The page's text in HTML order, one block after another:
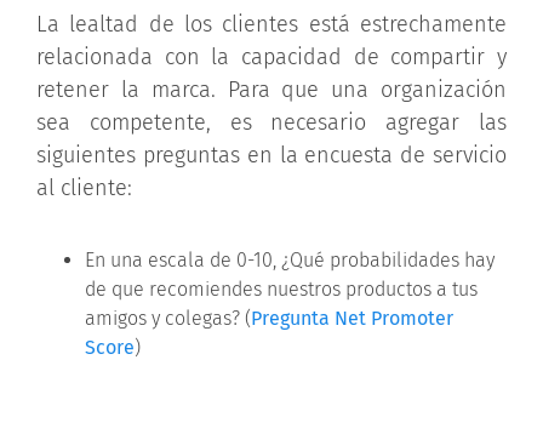
La lealtad de los clientes está estrechamente
relacionada con la capacidad de compartir y
retener la marca. Para que una organización
sea competente, es necesario agregar las
siguientes preguntas en la encuesta de servicio
al cliente:
En una escala de 0-10, ¿Qué probabilidades hay
de que recomiendes nuestros productos a tus
amigos y colegas? (Pregunta Net Promoter
Score)